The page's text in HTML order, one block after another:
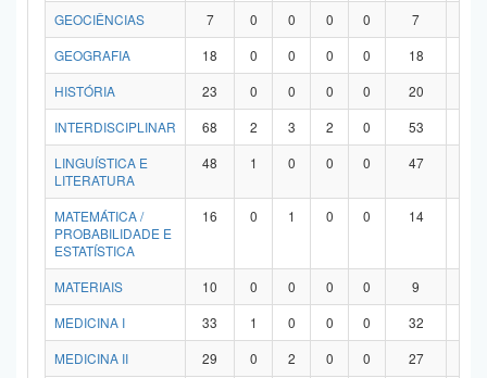
GEOCIÊNCIAS
7 0 0 0 0 7
GEOGRAFIA
18 0 0 0 0 18
HISTÓRIA
23 0 0 0 0 20
INTERDISCIPLINAR
68 2 3 2 0 53
LINGUÍSTICA E
LITERATURA
48 1 0 0 0 47
MATEMÁTICA /
PROBABILIDADE E
ESTATÍSTICA
16 0 1 0 0 14
MATERIAIS 10 0 0 0 0 9
MEDICINA I
33 1 0 0 0 32
MEDICINA II
29 0 2 0 0 27